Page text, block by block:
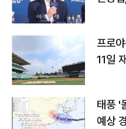
프로
11일
태풍 '
예상